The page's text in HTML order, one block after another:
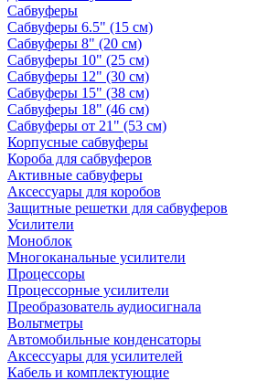
Сабвуферы
Сабвуферы 6.5" (15 см)
Сабвуферы 8" (20 см)
Сабвуферы 10" (25 см)
Сабвуферы 12" (30 см)
Сабвуферы 15" (38 см)
Сабвуферы 18" (46 см)
Сабвуферы от 21" (53 см)
Корпусные сабвуферы
Короба для сабвуферов
Активные сабвуферы
Аксессуары для коробов
Защитные решетки для сабвуферов
Усилители
Моноблок
Многоканальные усилители
Процессоры
Процессорные усилители
Преобразователь аудиосигнала
Вольтметры
Автомобильные конденсаторы
Аксессуары для усилителей
Кабель и комплектующие